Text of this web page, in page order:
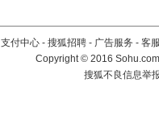
支付中心 - 搜狐招聘 - 广告服务 - 客
Copyright©2016
搜狐不良信息举